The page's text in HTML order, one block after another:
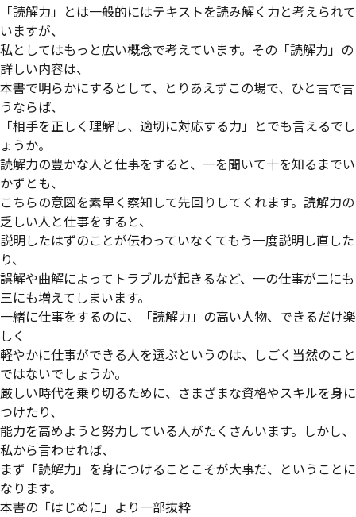
「読解力」とは一般的にはテキストを読み解く力と考えられて
いますが、
私としてはもっと広い概念で考えています。その「読解力」の
詳しい内容は、
本書で明らかにするとして、とりあえずこの場で、ひと言で言
うならば、
「相手を正しく理解し、適切に対応する力」とでも言えるでし
ょうか。
読解力の豊かな人と仕事をすると、一を聞いて十を知るまでい
かずとも、
こちらの意図を素早く察知して先回りしてくれます。読解力の
乏しい人と仕事をすると、
説明したはずのことが伝わっていなくてもう一度説明し直した
り、
誤解や曲解によってトラブルが起きるなど、一の仕事が二にも
三にも増えてしまいます。
一緒に仕事をするのに、「読解力」の高い人物、できるだけ楽
しく
軽やかに仕事ができる人を選ぶというのは、しごく当然のこと
ではないでしょうか。
厳しい時代を乗り切るために、さまざまな資格やスキルを身に
つけたり、
能力を高めようと努力している人がたくさんいます。しかし、
私から言わせれば、
まず「読解力」を身につけることこそが大事だ、ということに
なります。
本書の「はじめに」より一部抜粋